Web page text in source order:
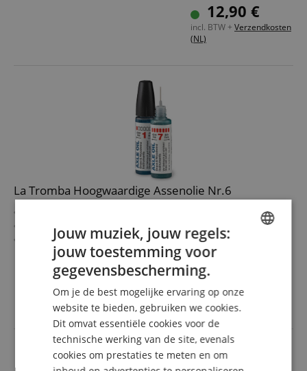
12,90 €
incl. BTW + Verzendkosten
(NL)
La Tromba Hoogwaardige Assenolie Nr.6
Voor assen, gewrichten en Minibal®-systemen
Hecht precies zonder uit te lopen of te verharsen
Dempt geluiden en verbetert het gevoel
13 ml inhoud met praktische applicator
Afbeelding kan afwijken!
meer laten zien
12,90 €
incl. BTW +Verzendkosten
Jouw muziek, jouw regels:
jouw toestemming voor
gegevensbescherming.
Om je de best mogelijke ervaring op onze
website te bieden, gebruiken we cookies.
Dit omvat essentiële cookies voor de
technische werking van de site, evenals
cookies om prestaties te meten en om